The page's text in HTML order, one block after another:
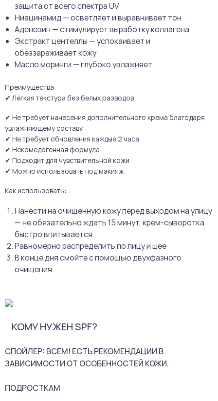
защита от всего спектра UV
Ниацинамид — осветляет и выравнивает тон
Аденозин — стимулирует выработку коллагена
Экстракт центеллы — успокаивает и
обеззараживает кожу
Масло моринги — глубоко увлажняет
Преимущества:
✔ Лёгкая текстура без белых разводов
✔ Не требует нанесения дополнительного крема благодаря
увлажняющему составу
✔ Не требует обновления каждые 2 часа
✔ Некомедогенная формула
✔ Подходит для чувствительной кожи
✔ Можно использовать под макияж
Как использовать:
Нанести на очищенную кожу перед выходом на улицу
— не обязательно ждать 15 минут, крем-сыворотка
быстро впитывается
Равномерно распределить по лицу и шее
В конце дня смойте с помощью двухфазного
очищения
КОМУ НУЖЕН SPF?
СПОЙЛЕР: ВСЕМ! ЕСТЬ РЕКОМЕНДАЦИИ В
ЗАВИСИМОСТИ ОТ ОСОБЕННОСТЕЙ КОЖИ.
ПОДРОСТКАМ